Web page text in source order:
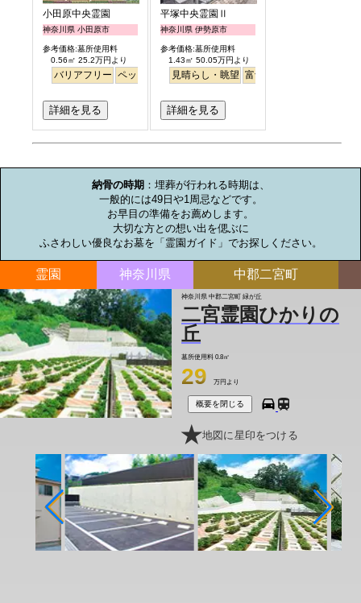
小田原中央霊園
神奈川県 小田原市
参考価格:墓所使用料
0.56㎡ 25.2万円より
バリアフリー ペット 永代供養 富士山
詳細を見る
平塚中央霊園Ⅱ
神奈川県 伊勢原市
参考価格:墓所使用料
1.43㎡ 50.05万円より
見晴らし・眺望 富士山
詳細を見る
納骨の時期：埋葬が行われる時期は、
一般的には49日や1周忌などです。
お早目の準備をお薦めします。
大切な方との想い出を偲ぶに
ふさわしい優良なお墓を「霊園ガイド」でお探しください。
霊園 神奈川県 中郡二宮町
神奈川県 中郡二宮町 緑が丘
二宮霊園ひかりの
丘
墓所使用料 0.8㎡
29 万円より
概要を閉じる
地図に星印をつける